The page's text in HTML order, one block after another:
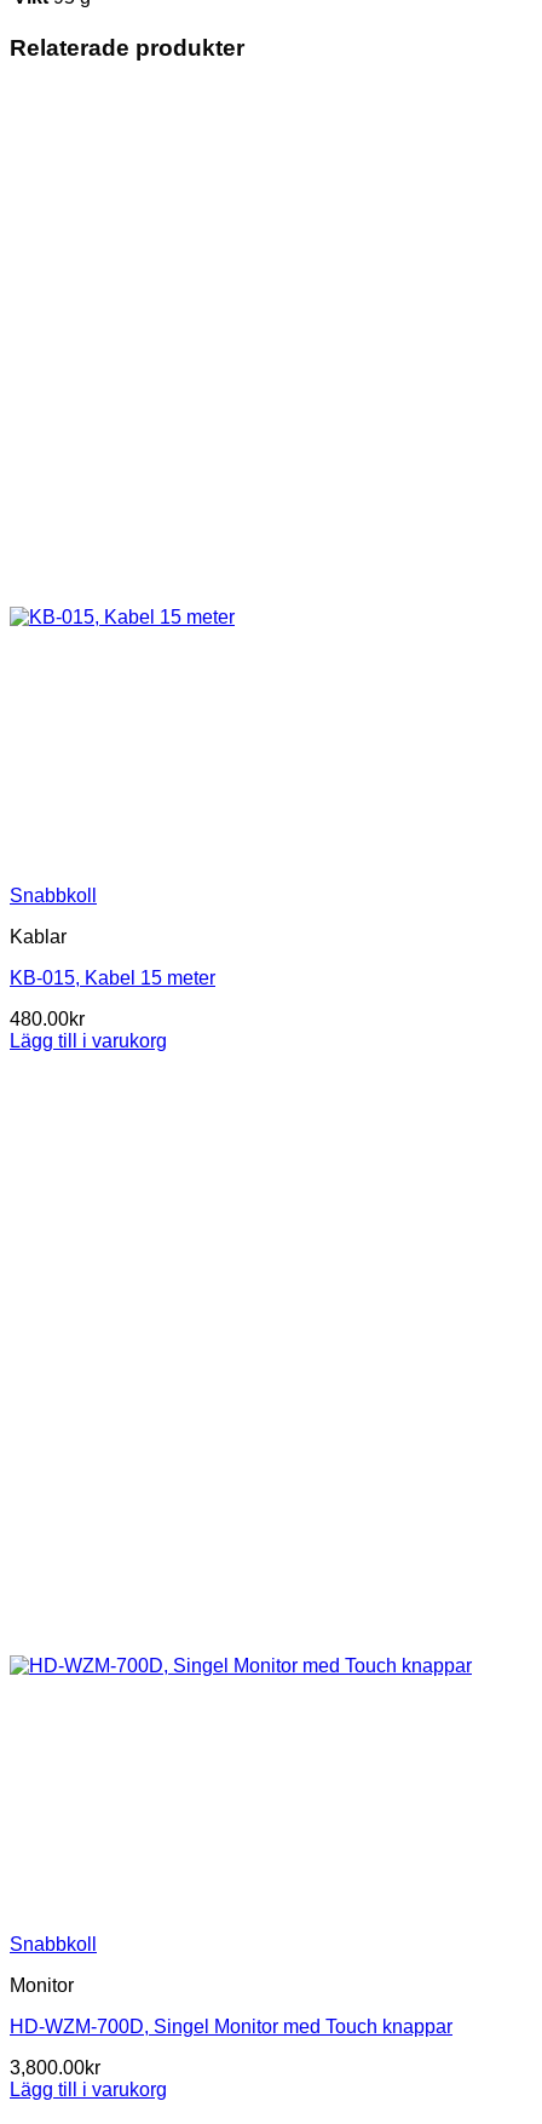
Relaterade produkter
Snabbkoll
Kablar
KB-015, Kabel 15 meter
480.00kr
Lägg till i varukorg
Snabbkoll
Monitor
HD-WZM-700D, Singel Monitor med Touch knappar
3,800.00kr
Lägg till i varukorg